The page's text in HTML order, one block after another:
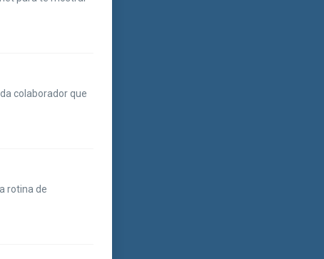
colaborador que
rotina de